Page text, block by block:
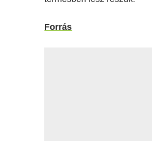
Forrás